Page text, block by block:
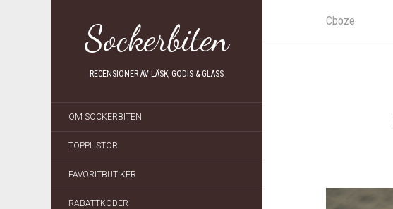
Sockerbiten
RECENSIONER AV LÄSK, GODIS & GLASS
OM SOCKERBITEN
TOPPLISTOR
FAVORITBUTIKER
RABATTKODER
Cboze